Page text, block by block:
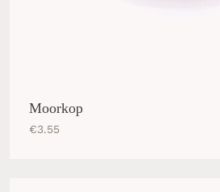
Moorkop
€3.55